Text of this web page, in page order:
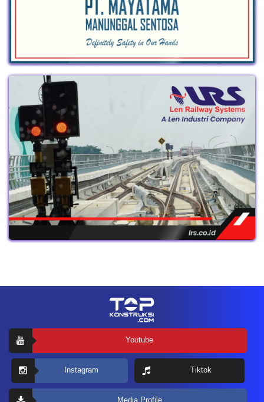
Youtube
Instagram Tiktok
Media Profile